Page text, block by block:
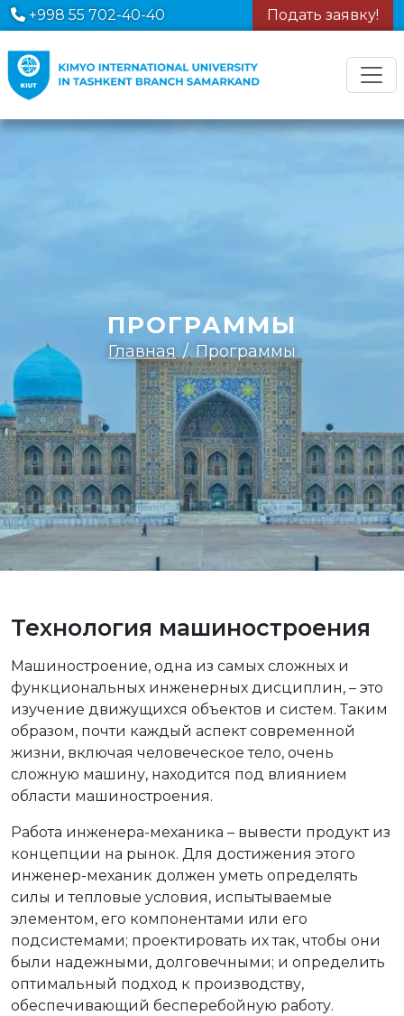
+998 55 702-40-40 Подать заявку!
ПРОГРАММЫ
Главная Программы
Технология машиностроения
Машиностроение, одна из самых сложных и
функциональных инженерных дисциплин, – это
изучение движущихся объектов и систем. Таким
образом, почти каждый аспект современной
жизни, включая человеческое тело, очень
сложную машину, находится под влиянием
области машиностроения.
Работа инженера-механика – вывести продукт из
концепции на рынок. Для достижения этого
инженер-механик должен уметь определять
силы и тепловые условия, испытываемые
элементом, его компонентами или его
подсистемами; проектировать их так, чтобы они
были надежными, долговечными; и определить
оптимальный подход к производству,
обеспечивающий бесперебойную работу.